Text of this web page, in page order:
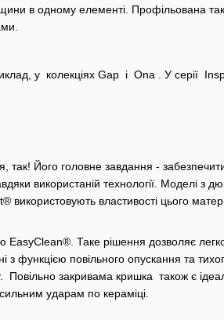
в одному елементі. Профільована
у колекціях Gap і Ona . У серії
Його головне завдання - забезпечити
використаній технології. Моделі з
властивості цього
EasyClean®. Таке рішення дозволяє
з функцією повільного опускання та
Повільно закривама кришка також є
ударам по кераміці.